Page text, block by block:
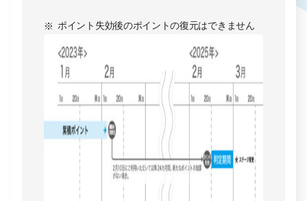
ポイント失効後のポイントの復元はできません